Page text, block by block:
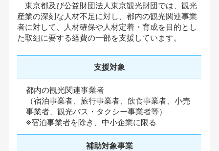
東京都及び公益財団法人東京観光財団では、観光
産業の深刻な人材不足に対し、都内の観光関連事業
者に対して、人材確保や人材定着・育成を目的とし
た取組に要する経費の一部を支援しています。
支援対象
都内の観光関連事業者
（宿泊事業者、旅行事業者、飲食事業者、小売
事業者、観光バス・タクシー事業者等）
※宿泊事業者を除き、中小企業に限る
補助対象事業